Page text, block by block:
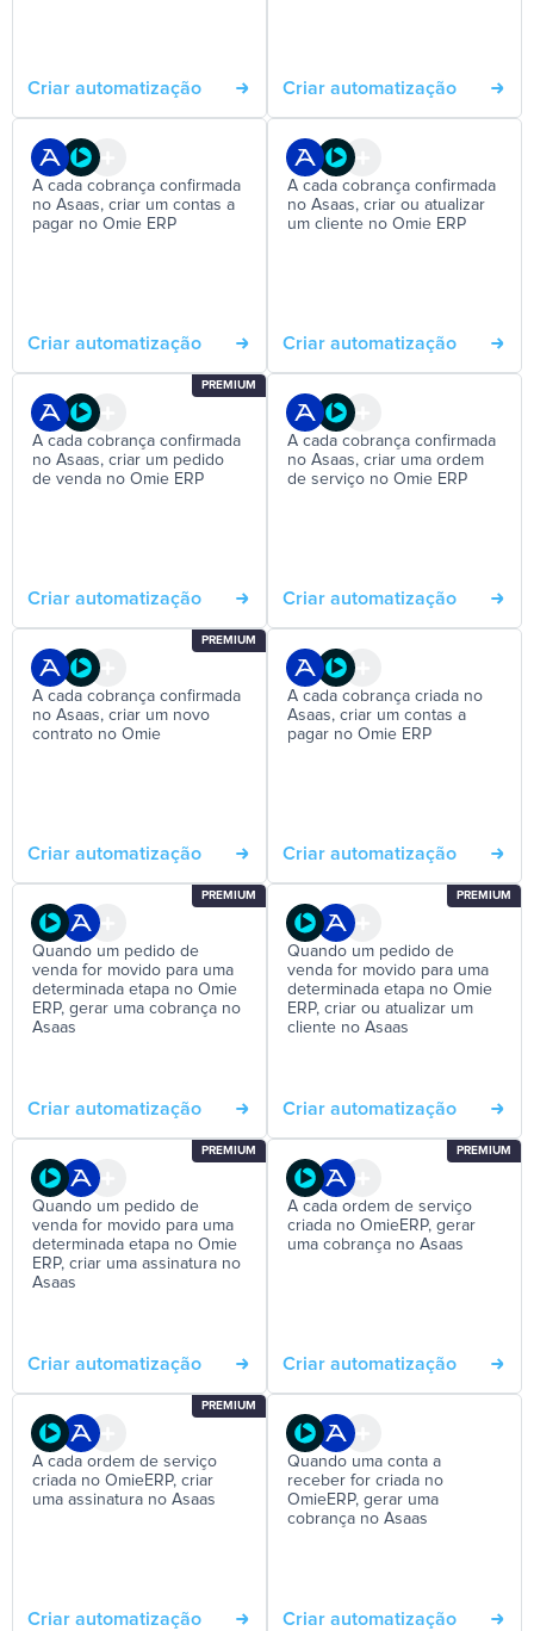
Criar automatização Criar automatização
A cada cobrança confirmada
no Asaas, criar um contas a
pagar no Omie ERP
Criar automatização
A cada cobrança confirmada
no Asaas, criar ou atualizar
um cliente no Omie ERP
Criar automatização
PREMIUM
A cada cobrança confirmada
no Asaas, criar um pedido
de venda no Omie ERP
Criar automatização
A cada cobrança confirmada
no Asaas, criar uma ordem
de serviço no Omie ERP
Criar automatização
PREMIUM
A cada cobrança confirmada
no Asaas, criar um novo
contrato no Omie
Criar automatização
A cada cobrança criada no
Asaas, criar um contas a
pagar no Omie ERP
Criar automatização
PREMIUM
Quando um pedido de
venda for movido para uma
determinada etapa no Omie
ERP, gerar uma cobrança no
Asaas
Criar automatização
PREMIUM
Quando um pedido de
venda for movido para uma
determinada etapa no Omie
ERP, criar ou atualizar um
cliente no Asaas
Criar automatização
PREMIUM
Quando um pedido de
venda for movido para uma
determinada etapa no Omie
ERP, criar uma assinatura no
Asaas
Criar automatização
PREMIUM
A cada ordem de serviço
criada no OmieERP, gerar
uma cobrança no Asaas
Criar automatização
PREMIUM
A cada ordem de serviço
criada no OmieERP, criar
uma assinatura no Asaas
Criar automatização
Quando uma conta a
receber for criada no
OmieERP, gerar uma
cobrança no Asaas
Criar automatização